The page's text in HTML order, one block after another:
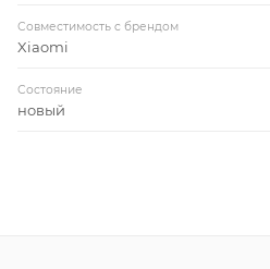
Совместимость c брендом
Xiaomi
Состояние
новый